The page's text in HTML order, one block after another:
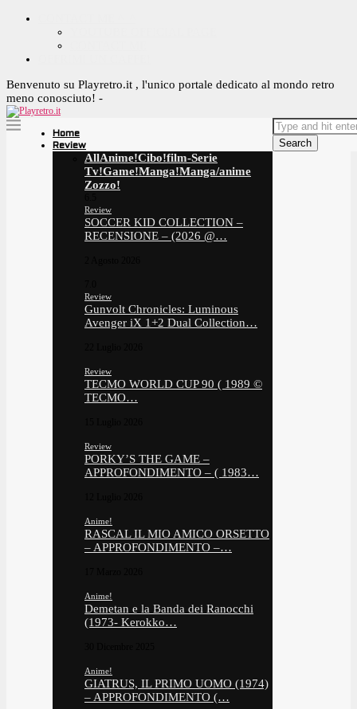
Benvenuto su Playretro.it , l'unico portale dedicato al mondo retro
meno conosciuto! -
Home
Review
AllAnime!Cibo!film-Serie
Tv!Game!Manga!Manga/anime
Zozzo!
Review
SOCCER KID COLLECTION –
RECENSIONE – (2026 @…
Review
Gunvolt Chronicles: Luminous
Avenger iX 1+2 Dual Collection…
Review
TECMO WORLD CUP 90 ( 1989 ©
TECMO…
Review
PORKY’S THE GAME –
APPROFONDIMENTO – ( 1983…
Anime!
RASCAL IL MIO AMICO ORSETTO
– APPROFONDIMENTO –…
Anime!
Demetan e la Banda dei Ranocchi
(1973- Kerokko…
Anime!
GIATRUS, IL PRIMO UOMO (1974)
– APPROFONDIMENTO (…
Search